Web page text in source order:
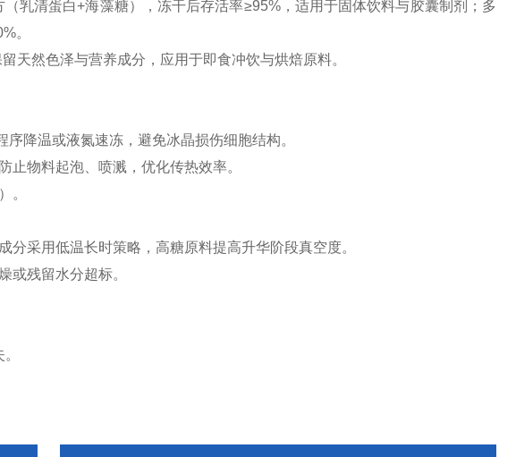
（乳清蛋白+海藻糖），冻干后存活率≥95%，适用于固体饮料与胶囊制剂；多
。
天然色泽与营养成分，应用于即食冲饮与烘焙原料。
降温或液氮速冻，避免冰晶损伤细胞结构。
止物料起泡、喷溅，优化传热效率。
）。
采用低温长时策略，高糖原料提高升华阶段真空度。
或残留水分超标。